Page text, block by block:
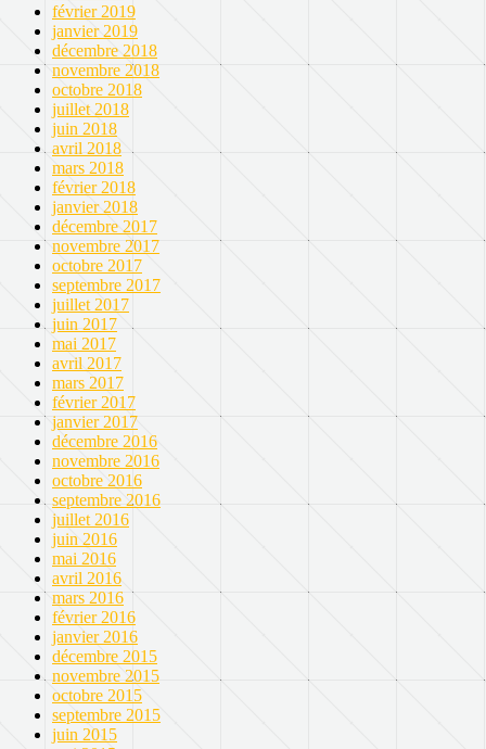
février 2019
janvier 2019
décembre 2018
novembre 2018
octobre 2018
juillet 2018
juin 2018
avril 2018
mars 2018
février 2018
janvier 2018
décembre 2017
novembre 2017
octobre 2017
septembre 2017
juillet 2017
juin 2017
mai 2017
avril 2017
mars 2017
février 2017
janvier 2017
décembre 2016
novembre 2016
octobre 2016
septembre 2016
juillet 2016
juin 2016
mai 2016
avril 2016
mars 2016
février 2016
janvier 2016
décembre 2015
novembre 2015
octobre 2015
septembre 2015
juin 2015